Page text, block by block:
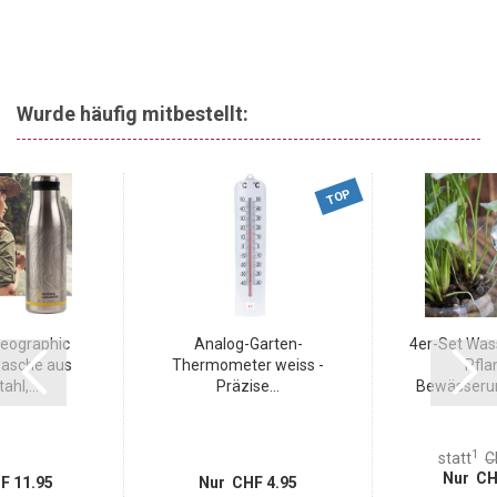
Wurde häufig mitbestellt:
aus
11.95
TOP
Analog-Garten-
Thermometer weiss -
Präzise...
Nur CHF 4.95
4er-Set
statt1
Nur